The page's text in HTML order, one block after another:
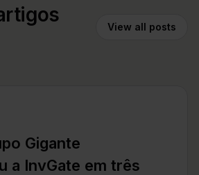
View all posts
Gigante
a InvGate em três